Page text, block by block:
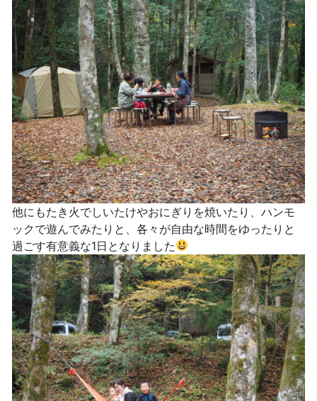
他にもたき火でしいたけやおにぎりを焼いたり、ハンモ
ックで遊んでみたりと、各々が自由な時間をゆったりと
過ごす有意義な1日となりました